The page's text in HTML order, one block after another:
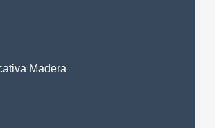
Madera